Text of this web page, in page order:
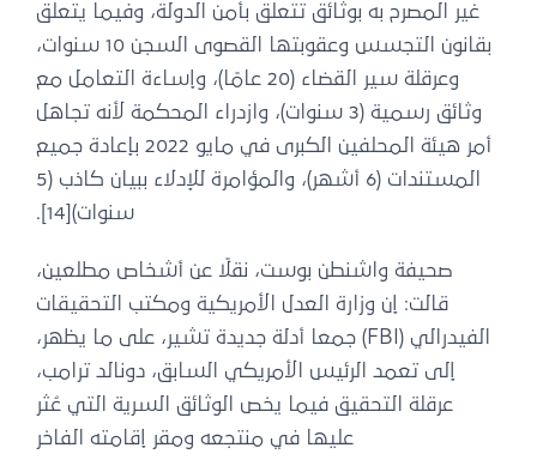
غير المصرح به بوثائق تتعلق بأمن الدولة، وفيما يتعلق
بقانون التجسس وعقوبتها القصوى السجن 10 سنوات،
وعرقلة سير القضاء (20 عامًا)، وإساءة التعامل مع
وثائق رسمية (3 سنوات)، وازدراء المحكمة لأنه تجاهل
أمر هيئة المحلفين الكبرى في مايو 2022 بإعادة جميع
المستندات (6 أشهر)، والمؤامرة للإدلاء ببيان كاذب (5
سنوات)[14].
صحيفة واشنطن بوست، نقلًا عن أشخاص مطلعين،
قالت: إن وزارة العدل الأمريكية ومكتب التحقيقات
الفيدرالي (FBI) جمعا أدلة جديدة تشير، على ما يظهر،
إلى تعمد الرئيس الأمريكي السابق، دونالد ترامب،
عرقلة التحقيق فيما يخص الوثائق السرية التي عُثر
عليها في منتجعه ومقر إقامته الفاخر